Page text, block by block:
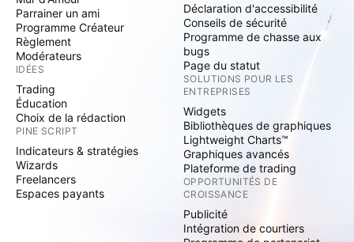
Parrainer un ami
Programme Créateur
Règlement
Modérateurs
IDÉES
Trading
Éducation
Choix de la rédaction
PINE SCRIPT
Indicateurs & stratégies
Wizards
Freelancers
Espaces payants
Déclaration d'accessibilité
Conseils de sécurité
Programme de chasse aux
bugs
Page du statut
SOLUTIONS POUR LES
ENTREPRISES
Widgets
Bibliothèques de graphiques
Lightweight Charts™
Graphiques avancés
Plateforme de trading
OPPORTUNITÉS DE
CROISSANCE
Publicité
Intégration de courtiers